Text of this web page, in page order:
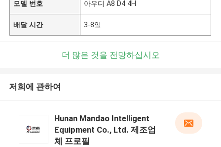
모델 번호 아우디 A8 D4 4H
배달 시간 3-8일
더 많은 것을 전망하십시오
저희에 관하여
Hunan Mandao Intelligent
Equipment Co., Ltd. 제조업
체 프로필